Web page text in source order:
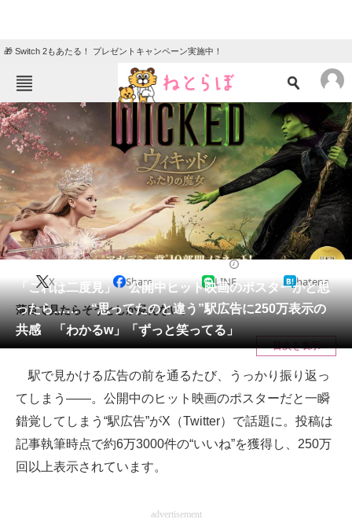
🎁 Switch 2もあたる！ プレゼントキャンペーン実施中！
ねとらぼメニュー
TOP ニュース
エンタメ クイズ
グルメ 地域
住まい 教育・育児
動物 リサーチ
会員記事
メディア
注目記事を集めた総合ページ
ITの今と未来を見通す
スマホと通信の最新トレンド
進化するPCとデバイスの未来
ビジネスと働き方のヒント
「これは二度見」 公開中ヒット映画のポスターかと思
ったら…… “思ってたのと違う”駅広告に250万表示の
共感 「わかるw」「ずっと笑ってる」
X Share LINE hatena
薄目で見たらそうとしか見えない。
目次を表示
駅で見かける広告の前を通るたび、うっかり振り返っ
てしまう――。公開中のヒット映画のポスターだと一瞬
錯覚してしまう“駅広告”がX（Twitter）で話題に。投稿は
記事執筆時点で約6万3000件の“いいね”を獲得し、250万
回以上表示されています。
advertisement